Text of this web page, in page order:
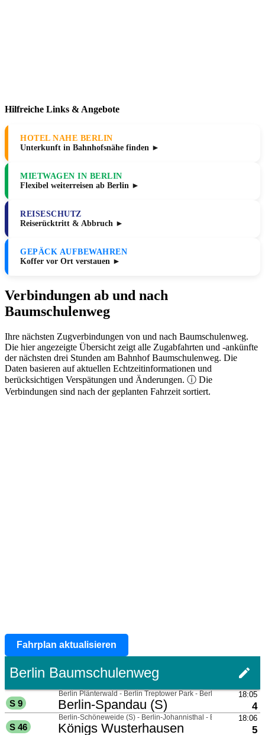
Hilfreiche Links & Angebote
HOTEL NAHE BERLIN
Unterkunft in Bahnhofsnähe finden ►
MIETWAGEN IN BERLIN
Flexibel weiterreisen ab Berlin ►
REISESCHUTZ
Reiserücktritt & Abbruch ►
GEPÄCK AUFBEWAHREN
Koffer vor Ort verstauen ►
Verbindungen ab und nach
Baumschulenweg
Ihre nächsten Zugverbindungen von und nach Baumschulenweg.
Die hier angezeigte Übersicht zeigt alle Zugabfahrten und -ankünfte
der nächsten drei Stunden am Bahnhof Baumschulenweg. Die
Daten basieren auf aktuellen Echtzeitinformationen und
berücksichtigen Verspätungen und Änderungen. ⓘ Die
Verbindungen sind nach der geplanten Fahrzeit sortiert.
Fahrplan aktualisieren